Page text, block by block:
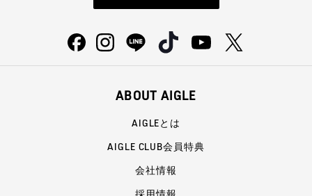
ABOUT AIGLE
AIGLEとは
AIGLE CLUB会員特典
会社情報